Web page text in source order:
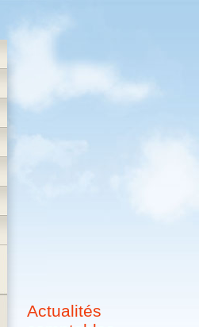
Actualités